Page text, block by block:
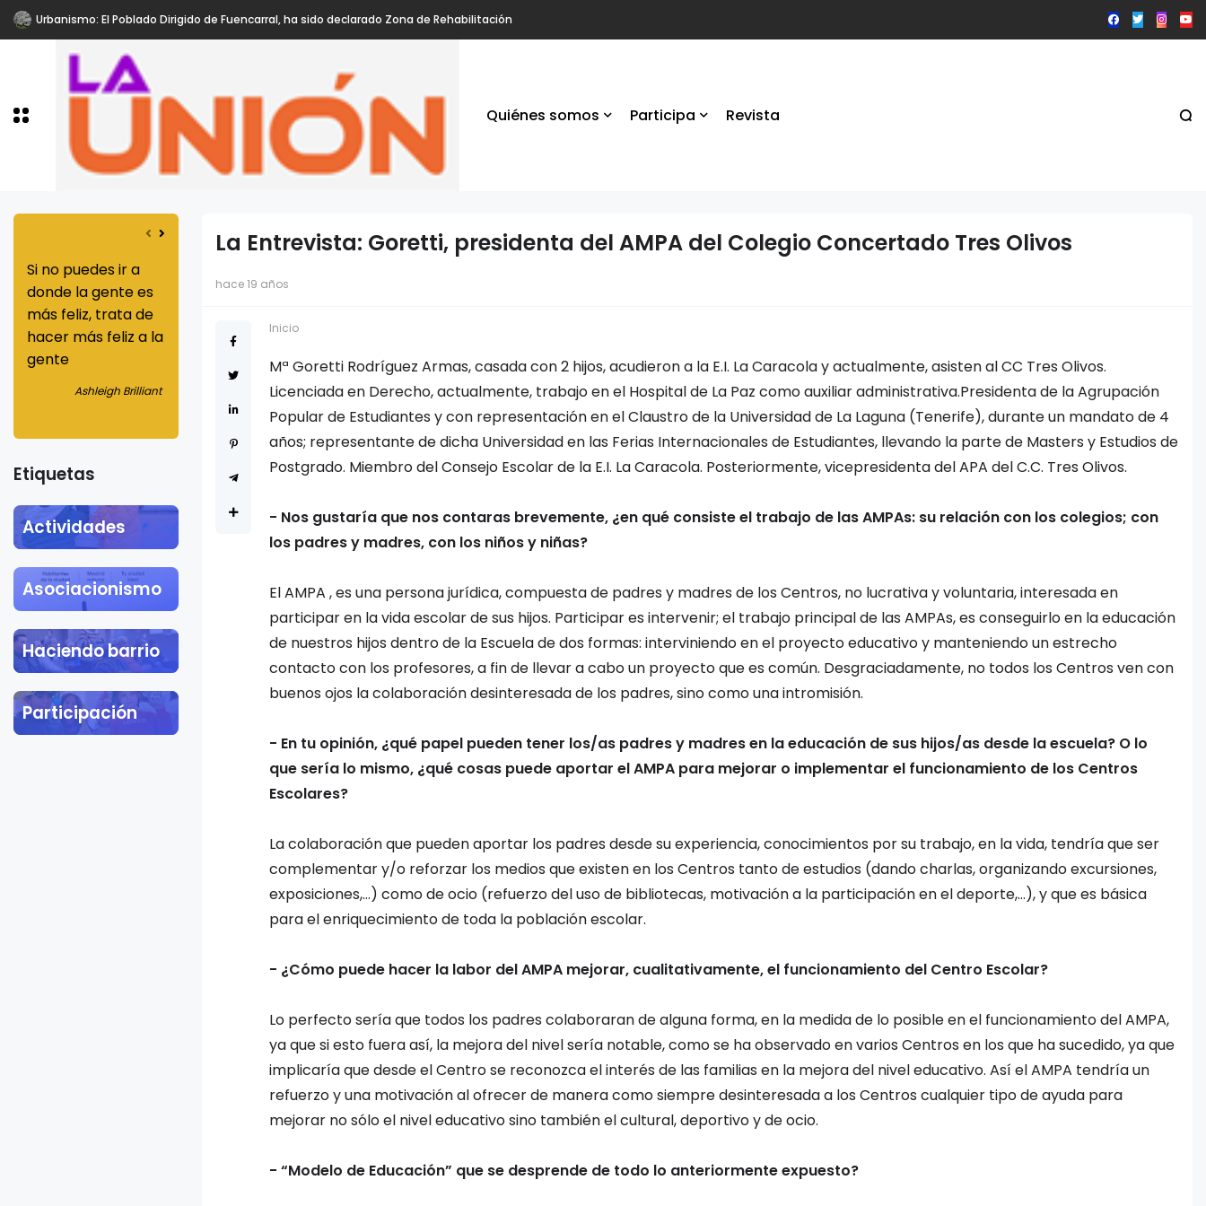
Urbanismo: El Poblado Dirigido de Fuencarral, ha sido declarado Zona de Rehabilitación
Quiénes somos Participa Revista
Si no puedes ir a
donde la gente es
más feliz, trata de
hacer más feliz a la
gente
Ashleigh Brilliant
tu habilidad para
Greg Louganis que se originan en
la caridad
Khalil Gibran
Etiquetas
Actividades
Asociacionismo
Haciendo barrio
Participación
La Entrevista: Goretti, presidenta del AMPA del Colegio Concertado Tres Olivos
hace 19 años
Inicio
Mª Goretti Rodríguez Armas, casada con 2 hijos, acudieron a la E.I. La Caracola y actualmente, asisten al CC Tres Olivos.
Licenciada en Derecho, actualmente, trabajo en el Hospital de La Paz como auxiliar administrativa.Presidenta de la Agrupación
Popular de Estudiantes y con representación en el Claustro de la Universidad de La Laguna (Tenerife), durante un mandato de 4
años; representante de dicha Universidad en las Ferias Internacionales de Estudiantes, llevando la parte de Masters y Estudios de
Postgrado. Miembro del Consejo Escolar de la E.I. La Caracola. Posteriormente, vicepresidenta del APA del C.C. Tres Olivos.
- Nos gustaría que nos contaras brevemente, ¿en qué consiste el trabajo de las AMPAs: su relación con los colegios; con
los padres y madres, con los niños y niñas?
El AMPA , es una persona jurídica, compuesta de padres y madres de los Centros, no lucrativa y voluntaria, interesada en
participar en la vida escolar de sus hijos. Participar es intervenir; el trabajo principal de las AMPAs, es conseguirlo en la educación
de nuestros hijos dentro de la Escuela de dos formas: interviniendo en el proyecto educativo y manteniendo un estrecho
contacto con los profesores, a fin de llevar a cabo un proyecto que es común. Desgraciadamente, no todos los Centros ven con
buenos ojos la colaboración desinteresada de los padres, sino como una intromisión.
- En tu opinión, ¿qué papel pueden tener los/as padres y madres en la educación de sus hijos/as desde la escuela? O lo
que sería lo mismo, ¿qué cosas puede aportar el AMPA para mejorar o implementar el funcionamiento de los Centros
Escolares?
La colaboración que pueden aportar los padres desde su experiencia, conocimientos por su trabajo, en la vida, tendría que ser
complementar y/o reforzar los medios que existen en los Centros tanto de estudios (dando charlas, organizando excursiones,
exposiciones,…) como de ocio (refuerzo del uso de bibliotecas, motivación a la participación en el deporte,…), y que es básica
para el enriquecimiento de toda la población escolar.
- ¿Cómo puede hacer la labor del AMPA mejorar, cualitativamente, el funcionamiento del Centro Escolar?
Lo perfecto sería que todos los padres colaboraran de alguna forma, en la medida de lo posible en el funcionamiento del AMPA,
ya que si esto fuera así, la mejora del nivel sería notable, como se ha observado en varios Centros en los que ha sucedido, ya que
implicaría que desde el Centro se reconozca el interés de las familias en la mejora del nivel educativo. Así el AMPA tendría un
refuerzo y una motivación al ofrecer de manera como siempre desinteresada a los Centros cualquier tipo de ayuda para
mejorar no sólo el nivel educativo sino también el cultural, deportivo y de ocio.
- “Modelo de Educación” que se desprende de todo lo anteriormente expuesto?